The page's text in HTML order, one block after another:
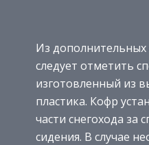
Из
следует отметить
изготовленный из
пластика. Кофр
части снегохода за
сидения. В случае